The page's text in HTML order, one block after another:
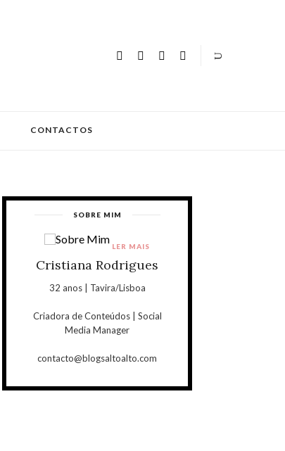
CONTACTOS
SOBRE MIM
Cristiana Rodrigues
32 anos | Tavira/Lisboa
Criadora de Conteúdos | Social
Media Manager
contacto@blogsaltoalto.com
LER MAIS